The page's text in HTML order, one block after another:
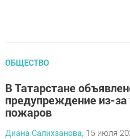
ОБЩЕСТВО
В Татарстане
предупреждение из-
пожаров
Диана Салихзанова, 15 июля